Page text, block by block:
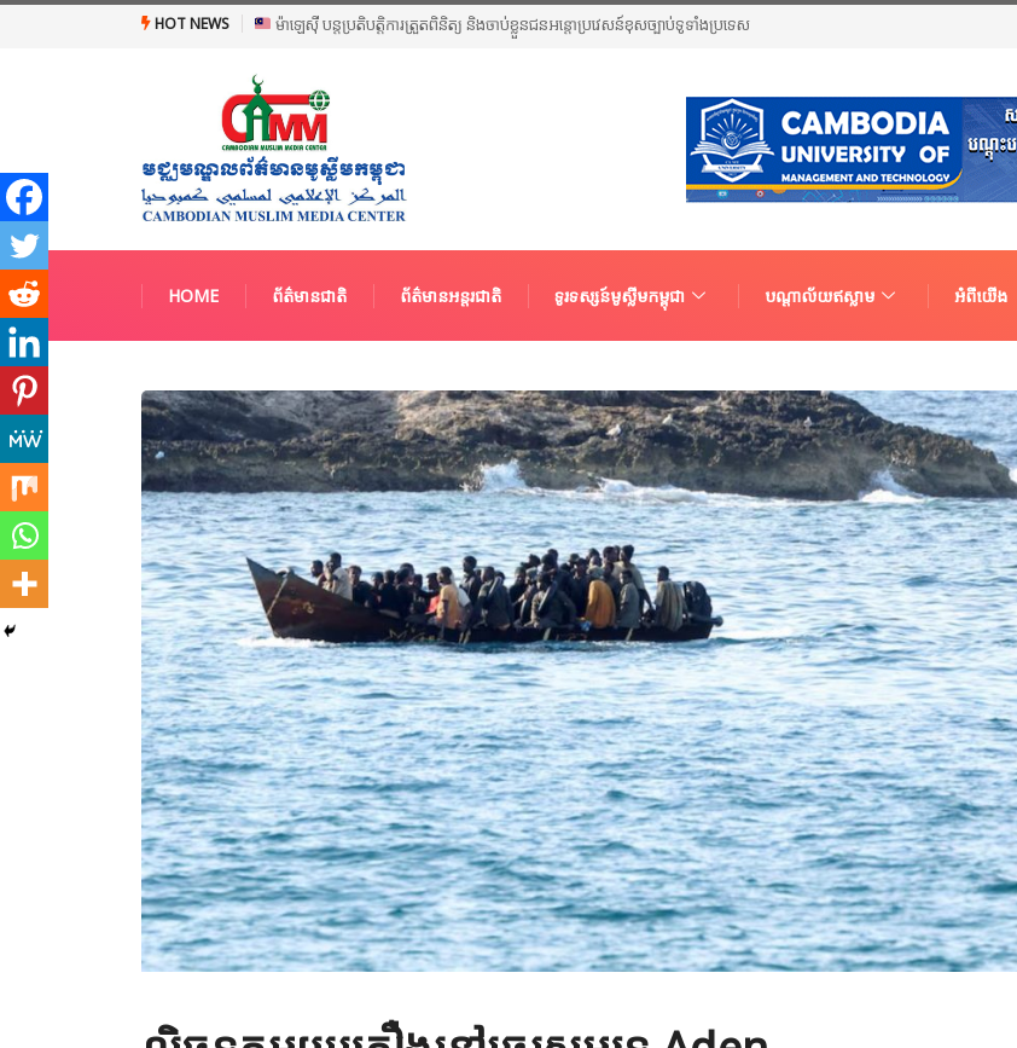
HOT NEWS ម៉ាឡេស៊ី បន្តប្រតិបត្តិការត្រួតពិនិត្យ និងចាប់ខ្លួនជនអន្តោប្រវេសន៍ខុសច្បាប់ទូទាំងប្រទេស
HOME ព័ត៌មានជាតិ ព័ត៌មានអន្តរជាតិ ទូរទស្សន៍មូស្លីមកម្ពុជា បណ្តាល័យឥស្លាម អំពីយើង